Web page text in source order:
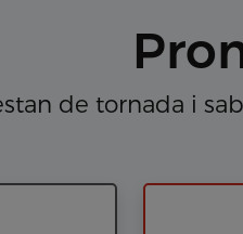
de tornada i